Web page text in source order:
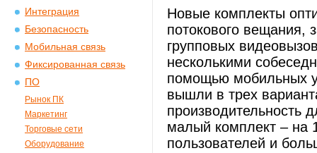
Интеграция
Безопасность
Мобильная связь
Фиксированная связь
ПО
Рынок ПК
Маркетинг
Торговые сети
Оборудование
Новые комплекты
потокового вещания,
групповых
несколькими
помощью мобильных
вышли в трех
производительность
малый комплект – на
пользователей и